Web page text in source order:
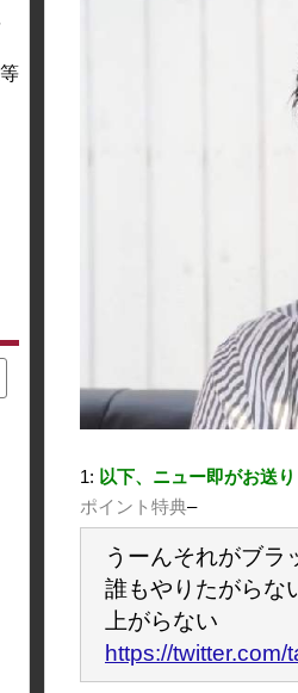
1: 以下、ニュー即がお送
ポイント特典–
うーんそれがブラ
誰もやりたがらな
上がらない
https://